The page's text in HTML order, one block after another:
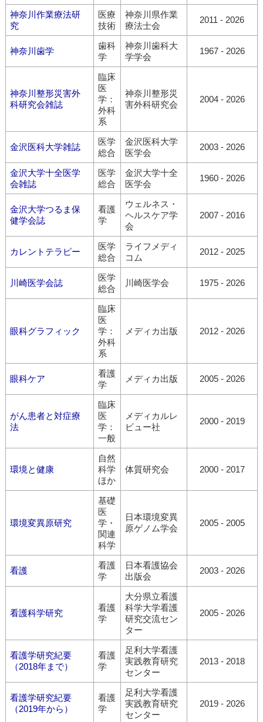
神奈川作業療法研
究
医療
技術
神奈川県作業
療法士会
2011 - 2026
神奈川歯学
歯科
学
神奈川歯科大
学学会
1967 - 2026
神奈川整形災害外
科研究会雑誌
臨床
医
学：
外科
系
神奈川整形災
害外科研究会
2004 - 2026
金沢医科大学雑誌
医学
総合
金沢医科大学
医学会
2003 - 2026
金沢大学十全医学
会雑誌
医学
総合
金沢大学十全
医学会
1960 - 2026
金沢大学つるま保
健学会誌
看護
学
ウェルネス・
ヘルスケア学
会
2007 - 2016
カレントテラピー
医学
総合
ライフメディ
コム
2012 - 2025
川崎医学会誌
医学
総合
川崎医学会 1975 - 2026
眼科グラフィック
臨床
医
学：
外科
系
メディカ出版 2012 - 2026
眼科ケア
看護
学
メディカ出版 2005 - 2026
がん患者と対症療
法
臨床
医
学：
一般
メディカルレ
ビュー社
2000 - 2019
環境と健康
自然
科学
ほか
体質研究会 2000 - 2017
環境変異原研究
基礎
医
学・
関連
科学
日本環境変異
原ゲノム学会
2005 - 2005
看護
看護
学
日本看護協会
出版会
2003 - 2026
看護科学研究
看護
学
大分県立看護
科学大学看護
研究交流セン
ター
2005 - 2026
看護学研究紀要
（2018年まで）
看護
学
足利大学看護
実践教育研究
センター
2013 - 2018
看護学研究紀要
（2019年から）
看護
学
足利大学看護
実践教育研究
センター
2019 - 2026